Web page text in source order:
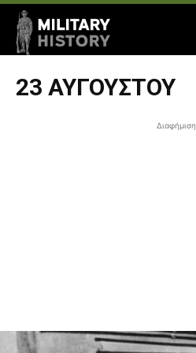
23 ΑΥΓΟΎΣΤΟΥ
Διαφήμιση